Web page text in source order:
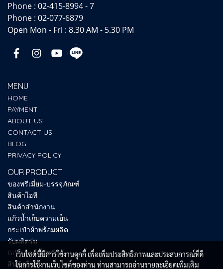
Phone : 02-415-8994 - 7
Phone : 02-077-6879
Open Mon - Fri : 8.30 AM - 5.30 PM
MENU
HOME
PAYMENT
ABOUT US
CONTACT US
BLOG
PRIVACY POLICY
OUR PRODUCT
ของพรีเมี่ยม-บรรจุภัณฑ์
สินค้าไอที
สินค้าสำนักงาน
แก้วน้ำเก็บความเย็น
กระเป๋าผ้าพร้อมผลิต
รับผลิตร่ม
Gift Set ของขวัญ
สินค้าอื่นๆ
เว็บไซต์นี้มีการใช้งานคุกกี้ เพื่อเพิ่มประสิทธิภาพและประสบการณ์ที่ดี
ในการใช้งานเว็บไซต์ของท่าน ท่านสามารถอ่านรายละเอียดเพิ่มเติม